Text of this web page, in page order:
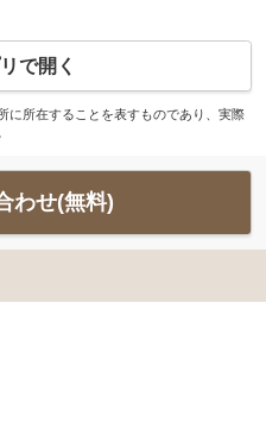
で開く
所在することを表すものであり、実際
わせ(無料)